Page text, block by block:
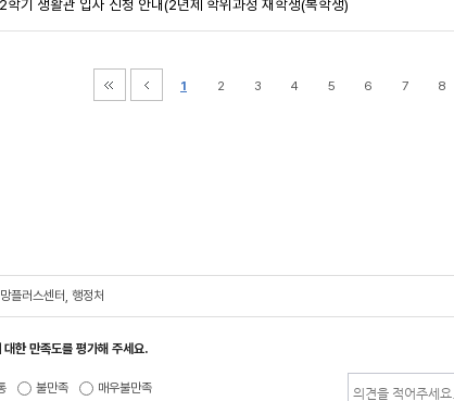
기 생활관 입사 신청 안내(2년제 학위과정 재학생(복학생)
1 2 3 4 5 6 7 8
플러스센터, 행정처
한 만족도를 평가해 주세요.
불만족 매우불만족